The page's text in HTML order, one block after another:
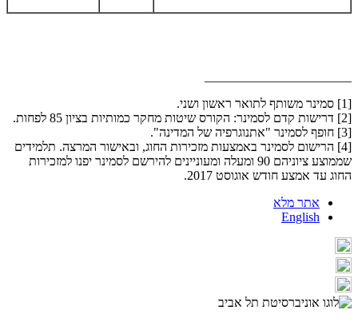
[1] סמינר משותף לתואר ראשון ושני.
[2] דרישות קדם לסמינר: הקורס שיטות מחקר כמותיות בציון 85 לפחות.
​[3] חופף לסמינר "אתנוגרפיה של המדינה".
[4] הרישום לסמינר באמצעות מזכירות החוג, ובאישור המרצה. תלמידים
שממוצע ציוניהם 90 ומעלה ומעוניינים להירשם לסמינר יפנו למזכירות
החוג עד אמצע חודש אוגוסט 2017.
אתר מלא
English